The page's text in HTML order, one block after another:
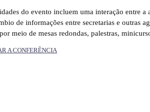
do evento incluem uma interação entre a
de informações entre secretarias e outras
meio de mesas redondas, palestras,
A CONFERÊNCIA